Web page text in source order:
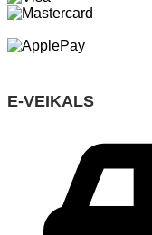
E-VEIKALS